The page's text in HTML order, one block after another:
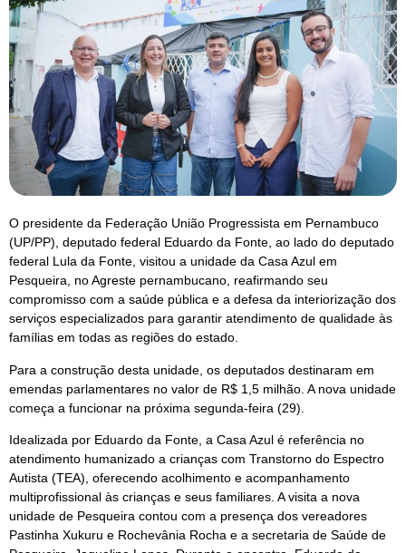
O presidente da Federação União Progressista em Pernambuco
(UP/PP), deputado federal Eduardo da Fonte, ao lado do deputado
federal Lula da Fonte, visitou a unidade da Casa Azul em
Pesqueira, no Agreste pernambucano, reafirmando seu
compromisso com a saúde pública e a defesa da interiorização dos
serviços especializados para garantir atendimento de qualidade às
famílias em todas as regiões do estado.
Para a construção desta unidade, os deputados destinaram em
emendas parlamentares no valor de R$ 1,5 milhão. A nova unidade
começa a funcionar na próxima segunda-feira (29).
Idealizada por Eduardo da Fonte, a Casa Azul é referência no
atendimento humanizado a crianças com Transtorno do Espectro
Autista (TEA), oferecendo acolhimento e acompanhamento
multiprofissional às crianças e seus familiares. A visita a nova
unidade de Pesqueira contou com a presença dos vereadores
Pastinha Xukuru e Rochevânia Rocha e a secretaria de Saúde de